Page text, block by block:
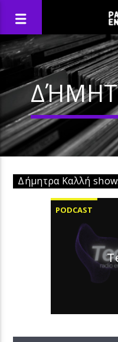
Δήμητρα Καλλή
PODCAST